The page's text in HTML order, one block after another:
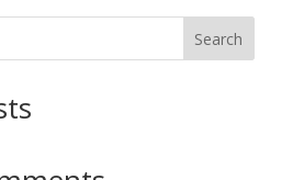
Search